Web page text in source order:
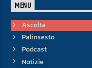
MENU
Ascolta
Palinsesto
Podcast
Notizie